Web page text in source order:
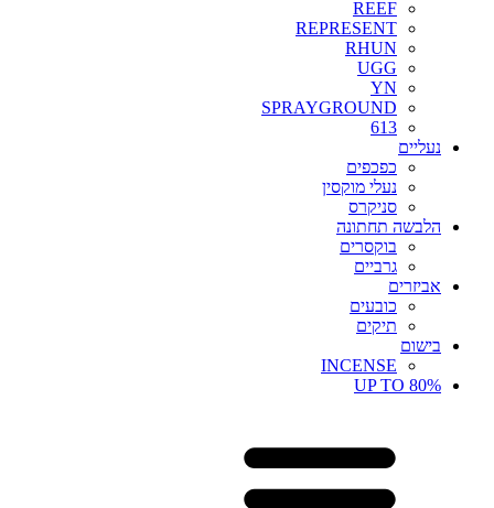
REEF
REPRESENT
RHUN
UGG
YN
SPRAYGROUND
613
נעליים
כפכפים
נעלי מוקסין
סניקרס
הלבשה תחתונה
בוקסרים
גרביים
אביזרים
כובעים
תיקים
בישום
INCENSE
UP TO 80%